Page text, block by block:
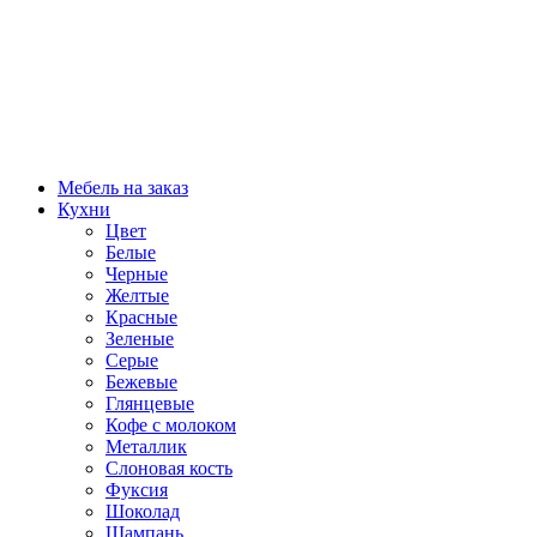
Мебель на заказ
Кухни
Цвет
Белые
Черные
Желтые
Красные
Зеленые
Серые
Бежевые
Глянцевые
Кофе с молоком
Металлик
Слоновая кость
Фуксия
Шоколад
Шампань